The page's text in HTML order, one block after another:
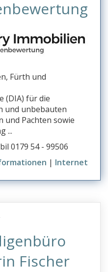
Fürth und
(DIA) für die
und unbebauten
und Pachten sowie
...
0179 54 - 99506
| Internet
Fischer